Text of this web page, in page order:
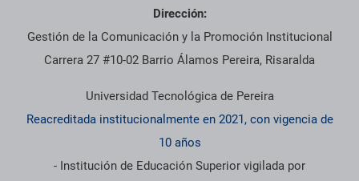
Dirección:
Gestión de la Comunicación y la Promoción Institucional
Carrera 27 #10-02 Barrio Álamos Pereira, Risaralda
Universidad Tecnológica de Pereira
Reacreditada institucionalmente en 2021, con vigencia de
10 años
- Institución de Educación Superior vigilada por